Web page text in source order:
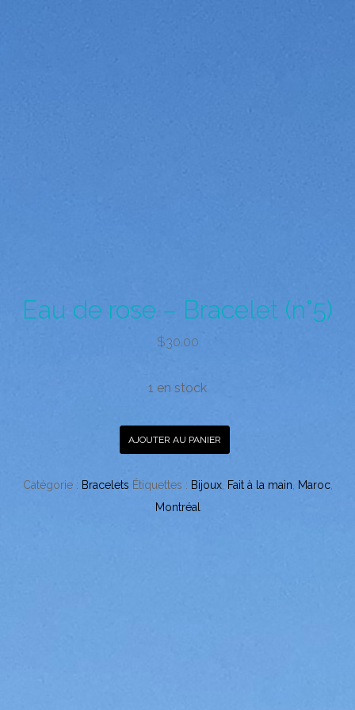
Eau de rose – Bracelet (n°5)
$30.00
1 en stock
AJOUTER AU PANIER
Catégorie : Bracelets Étiquettes : Bijoux, Fait à la main, Maroc,
Montréal